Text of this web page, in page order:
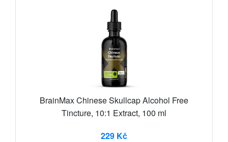
BrainMax Chinese Skullcap Alcohol Free
Tincture, 10:1 Extract, 100 ml
229 Kč